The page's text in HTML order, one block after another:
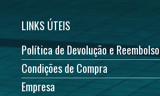
LINKS ÚTEIS
Política de Devolução e Reembolso
Condições de Compra
Empresa